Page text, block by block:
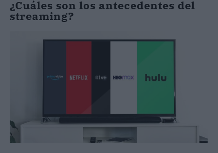
¿Cuáles son los antecedentes del
streaming?